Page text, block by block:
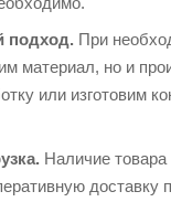
подход. При
материал, но и
или изготовим
Наличие товара
доставку